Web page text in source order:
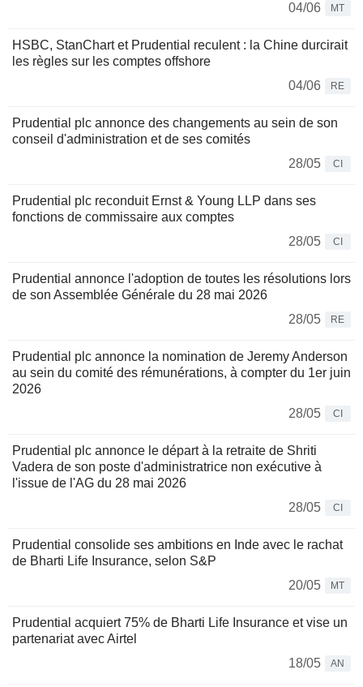
04/06
MT
HSBC, StanChart et Prudential reculent : la Chine durcirait
les règles sur les comptes offshore
04/06
RE
Prudential plc annonce des changements au sein de son
conseil d'administration et de ses comités
28/05
CI
Prudential plc reconduit Ernst & Young LLP dans ses
fonctions de commissaire aux comptes
28/05
CI
Prudential annonce l'adoption de toutes les résolutions lors
de son Assemblée Générale du 28 mai 2026
28/05
RE
Prudential plc annonce la nomination de Jeremy Anderson
au sein du comité des rémunérations, à compter du 1er juin
2026
28/05
CI
Prudential plc annonce le départ à la retraite de Shriti
Vadera de son poste d'administratrice non exécutive à
l'issue de l'AG du 28 mai 2026
28/05
CI
Prudential consolide ses ambitions en Inde avec le rachat
de Bharti Life Insurance, selon S&P
20/05
MT
Prudential acquiert 75% de Bharti Life Insurance et vise un
partenariat avec Airtel
18/05
AN